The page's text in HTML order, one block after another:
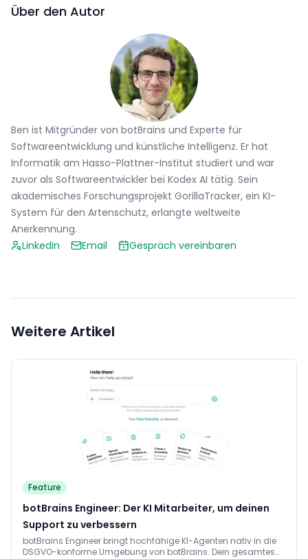
Über den Autor
Ben ist Mitgründer von botBrains und Experte für
Softwareentwicklung und künstliche Intelligenz. Er hat
Informatik am Hasso-Plattner-Institut studiert und war
zuvor als Softwareentwickler bei Kodex AI tätig. Sein
akademisches Forschungsprojekt GorillaTracker, ein KI-
System für den Artenschutz, erlangte weltweite
Anerkennung.
LinkedIn
Email Gespräch vereinbaren
Weitere Artikel
Feature
botBrains Engineer: Der KI Mitarbeiter, um deinen
Support zu verbessern
botBrains Engineer bringt hochfähige KI-Agenten nativ in die
DSGVO-konforme Umgebung von botBrains. Dein gesamtes